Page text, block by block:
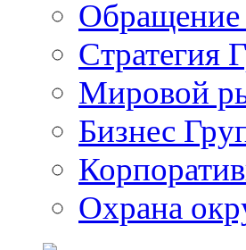
Обращение
Стратегия
Мировой
Бизнес
Охрана